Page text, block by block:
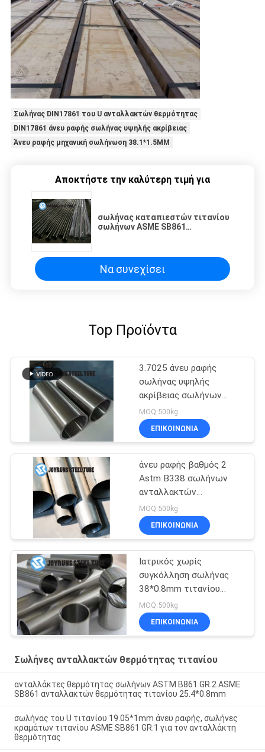
Σωλήνας DIN17861 του U ανταλλακτών θερμότητας
DIN17861 άνευ ραφής σωλήνας υψηλής ακρίβειας
Άνευ ραφής μηχανική σωλήνωση 38.1*1.5MM
Αποκτήστε την καλύτερη τιμή για
σωλήνας καταπιεστών τιτανίου
σωλήνων ASME SB861
συμπυκνωτές
Να συνεχίσει
Top Προϊόντα
3.7025 άνευ ραφής
σωλήνας υψηλής
ακρίβειας σωλήνων
DIN17861 του U
ανταλλακτών
θερμότητας Gr.1 άνευ
MOQ:500kg
ΕΠΙΚΟΙΝΩΝΊΑ
άνευ ραφής βαθμός 2
Astm B338 σωλήνων
ανταλλακτών
θερμότητας τιτανίου
15.88*1.47mm
MOQ:500kg
ΕΠΙΚΟΙΝΩΝΊΑ
Ιατρικός χωρίς
συγκόλληση σωλήνας
38*0.8mm τιτανίου
ASTM B338 GR2
MOQ:500kg
ΕΠΙΚΟΙΝΩΝΊΑ
Σωλήνες ανταλλακτών θερμότητας τιτανίου
ανταλλάκτες θερμότητας σωλήνων ASTM B861 GR.2 ASME
SB861 ανταλλακτών θερμότητας τιτανίου 25.4*0.8mm
σωλήνας του U τιτανίου 19.05*1mm άνευ ραφής, σωλήνες
κραμάτων τιτανίου ASME SB861 GR.1 για τον ανταλλάκτη
θερμότητας